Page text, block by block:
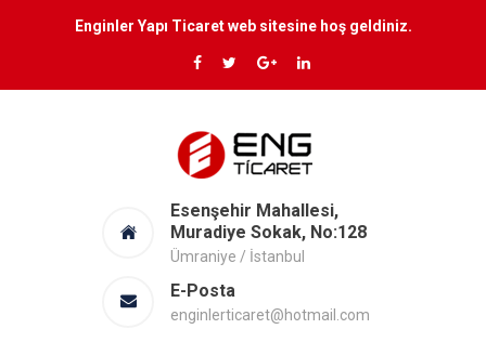
Enginler Yapı Ticaret web sitesine hoş geldiniz.
Esenşehir Mahallesi,
Muradiye Sokak, No:128
Ümraniye / İstanbul
E-Posta
enginlerticaret@hotmail.com